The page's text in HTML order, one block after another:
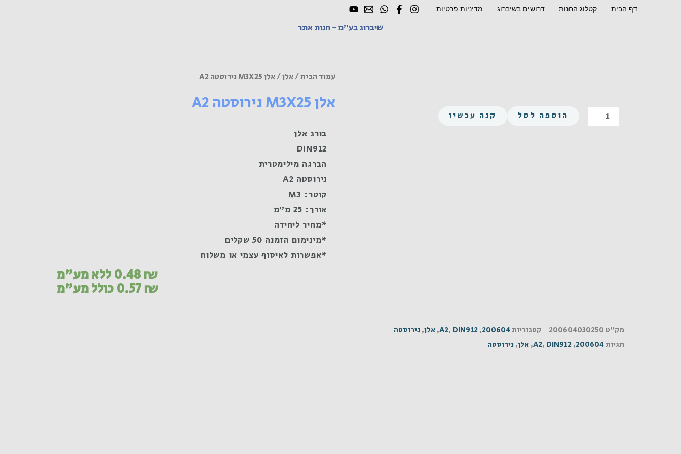
דף הבית קטלוג החנות דרושים בשיברוג מדיניות פרטיות
שיברוג בע"מ - חנות אתר
כמות
של
הוספה לסל קנה עכשיו
עמוד הבית/אלן/ אלן M3X25 נירוסטה A2
אלן M3X25 נירוסטה A2
בורג אלן
DIN912
הברגה מילימטרית
נירוסטה A2
קוטר: M3
אורך: 25 מ"מ
*מחיר ליחידה
*מינימום הזמנה 50 שקלים
*אפשרות לאיסוף עצמי או משלוח
0.48₪ ללא מע"מ
0.57₪ כולל מע"מ
מק"ט 200604030250 קטגוריות200604
,
A2, DIN912
,אלן, נירוסטה
תגיות200604
,
A2, DIN912
,אלן, נירוסטה